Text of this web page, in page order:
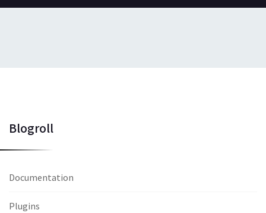
Blogroll
Documentation
Plugins